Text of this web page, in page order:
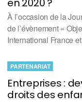
en 2020 ?
À l’occasion de la
de l’évènement «
International France
Entreprises :
droits des
PARTENARIAT